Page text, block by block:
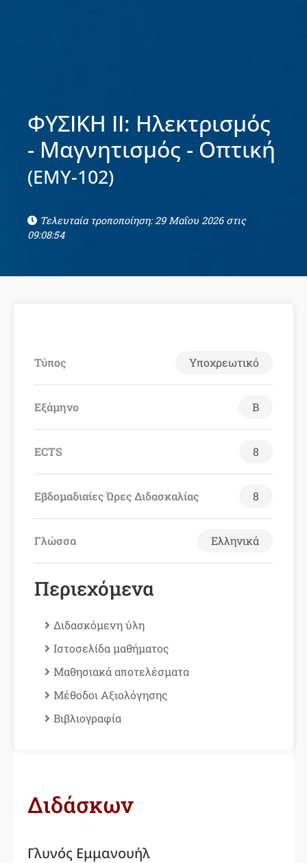
ΦΥΣΙΚΗ ΙΙ: Ηλεκτρισμός
- Μαγνητισμός - Οπτική
(ΕΜΥ-102)
Τελευταία τροποποίηση: 29 Μαΐου 2026 στις
09:08:54
Διδάσκων
Γλυνός Εμμανουήλ
Τύπος Υποχρεωτικό
Εξάμηνο Β
ECTS 8
Εβδομαδιαίες Ώρες Διδασκαλίας 8
Γλώσσα Ελληνικά
Περιεχόμενα
Διδασκόμενη ύλη
Ιστοσελίδα μαθήματος
Μαθησιακά αποτελέσματα
Μέθοδοι Aξιολόγησης
Βιβλιογραφία